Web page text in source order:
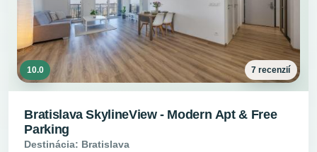
10.0 7 recenzií
Bratislava SkylineView - Modern Apt & Free
Parking
Destinácia: Bratislava